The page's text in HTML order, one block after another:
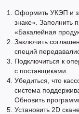
Оформить УКЭП и
знаке». Заполнить
«Бакалейная
Заключить
специй
Подключиться к
с поставщиками.
Убедиться, что
система
Обновить
Установить 2D